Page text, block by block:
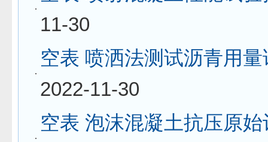
11-30
空表 喷洒法测试沥青用
2022-11-30
空表 泡沫混凝土抗压原始